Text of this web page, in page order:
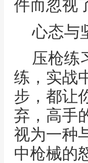
件而忽视
心态与
压枪练
练，实战
步，都让
弃，高手
视为一种
中枪械的